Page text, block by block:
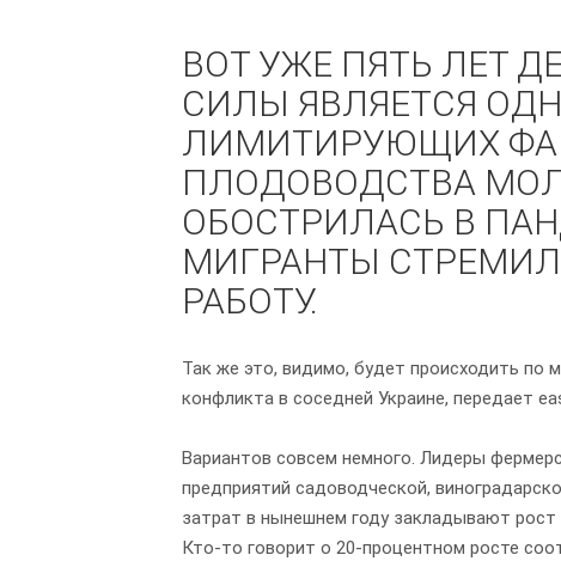
ВОТ УЖЕ ПЯТЬ ЛЕТ
СИЛЫ ЯВЛЯЕТСЯ
ЛИМИТИРУЮЩИХ
ПЛОДОВОДСТВА
ОБОСТРИЛАСЬ В
МИГРАНТЫ
РАБОТУ.
Так же это, видимо, будет происходить по
конфликта в соседней Украине, передает
Вариантов совсем немного. Лидеры
предприятий садоводческой,
затрат в нынешнем году закладывают рост
Кто-то говорит о 20-процентном росте